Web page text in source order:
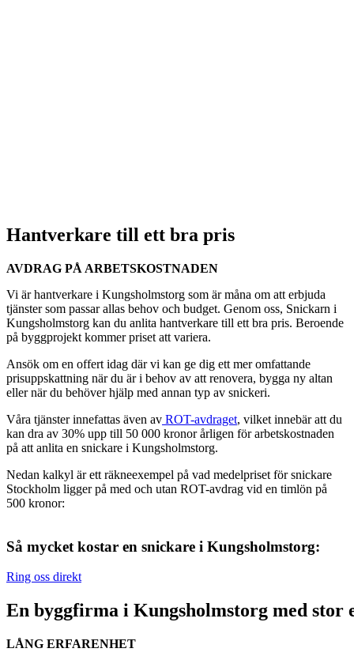
Hantverkare till ett bra pris
AVDRAG PÅ ARBETSKOSTNADEN
Vi är hantverkare i Kungsholmstorg som är måna om att erbjuda
tjänster som passar allas behov och budget. Genom oss, Snickarn i
Kungsholmstorg kan du anlita hantverkare till ett bra pris. Beroende
på byggprojekt kommer priset att variera.
Ansök om en offert idag där vi kan ge dig ett mer omfattande
prisuppskattning när du är i behov av att renovera, bygga ny altan
eller när du behöver hjälp med annan typ av snickeri.
Våra tjänster innefattas även av ROT-avdraget, vilket innebär att du
kan dra av 30% upp till 50 000 kronor årligen för arbetskostnaden
på att anlita en snickare i Kungsholmstorg.
Nedan kalkyl är ett räkneexempel på vad medelpriset för snickare
Stockholm ligger på med och utan ROT-avdrag vid en timlön på
500 kronor:
Så mycket kostar en snickare i Kungsholmstorg:
Ring oss direkt
En byggfirma i Kungsholmstorg med stor
LÅNG ERFARENHET